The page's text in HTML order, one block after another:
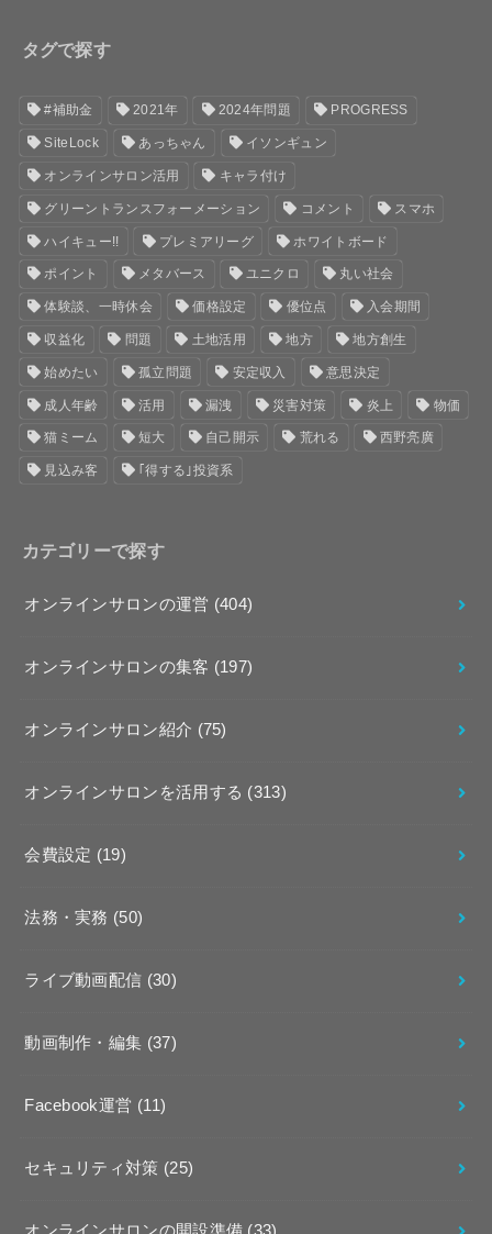
タグで探す
#補助金 2021年 2024年問題 PROGRESS
SiteLock あっちゃん イソンギュン
オンラインサロン活用 キャラ付け
グリーントランスフォーメーション コメント スマホ
ハイキュー!! プレミアリーグ ホワイトボード
ポイント メタバース ユニクロ 丸い社会
体験談、一時休会 価格設定 優位点 入会期間
収益化 問題 土地活用 地方 地方創生
始めたい 孤立問題 安定収入 意思決定
成人年齢 活用 漏洩 災害対策 炎上 物価
猫ミーム 短大 自己開示 荒れる 西野亮廣
見込み客 ｢得する｣投資系
カテゴリーで探す
オンラインサロンの運営 (404)
オンラインサロンの集客 (197)
オンラインサロン紹介 (75)
オンラインサロンを活用する (313)
会費設定 (19)
法務・実務 (50)
ライブ動画配信 (30)
動画制作・編集 (37)
Facebook運営 (11)
セキュリティ対策 (25)